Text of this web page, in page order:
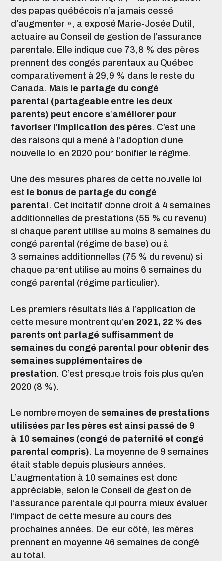
des papas québécois n’a jamais cessé
d’augmenter », a exposé Marie-Josée Dutil,
actuaire au Conseil de gestion de l’assurance
parentale. Elle indique que 73,8 % des pères
prennent des congés parentaux au Québec
comparativement à 29,9 % dans le reste du
Canada. Mais le partage du congé
parental (partageable entre les deux
parents) peut encore s’améliorer pour
favoriser l’implication des pères. C’est une
des raisons qui a mené à l’adoption d’une
nouvelle loi en 2020 pour bonifier le régime.
Une des mesures phares de cette nouvelle loi
est le bonus de partage du congé
parental . Cet incitatif donne droit à 4 semaines
additionnelles de prestations (55 % du revenu)
si chaque parent utilise au moins 8 semaines du
congé parental (régime de base) ou à
3 semaines additionnelles (75 % du revenu) si
chaque parent utilise au moins 6 semaines du
congé parental (régime particulier).
Les premiers résultats liés à l’application de
cette mesure montrent qu’en 2021, 22 % des
parents ont partagé suffisamment de
semaines du congé parental pour obtenir des
semaines supplémentaires de
prestation. C’est presque trois fois plus qu’en
2020 (8 %).
Le nombre moyen de semaines de prestations
utilisées par les pères est ainsi passé de 9
à 10 semaines (congé de paternité et congé
parental compris). La moyenne de 9 semaines
était stable depuis plusieurs années.
L’augmentation à 10 semaines est donc
appréciable, selon le Conseil de gestion de
l’assurance parentale qui pourra mieux évaluer
l’impact de cette mesure au cours des
prochaines années. De leur côté, les mères
prennent en moyenne 46 semaines de congé
au total.